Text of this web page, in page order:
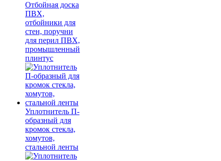
Отбойная доска
ПВХ,
отбойники для
стен, поручни
для перил ПВХ,
промышленный
плинтус
Уплотнитель П-
образный для
кромок стекла,
хомутов,
стальной ленты